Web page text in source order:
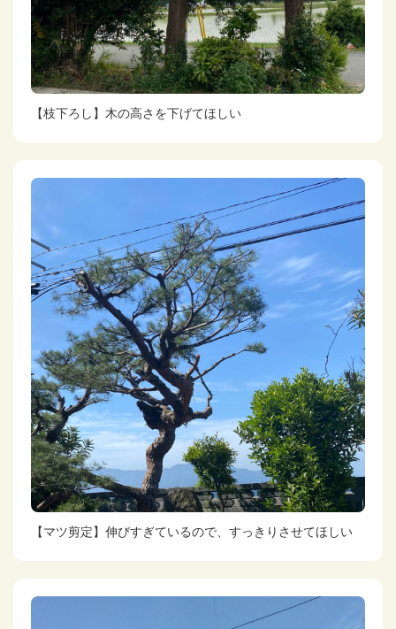
【枝下ろし】木の高さを下げてほしい
【マツ剪定】伸びすぎているので、すっきりさせてほしい